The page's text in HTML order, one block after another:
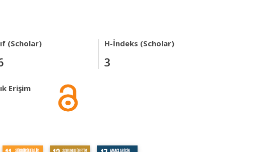
(Scholar) H-İndeks (Scholar)
3
Erişim